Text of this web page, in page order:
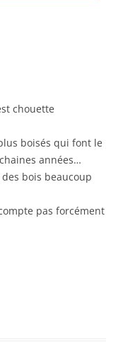
chouette
boisés qui font le
années…
bois beaucoup
pas forcément